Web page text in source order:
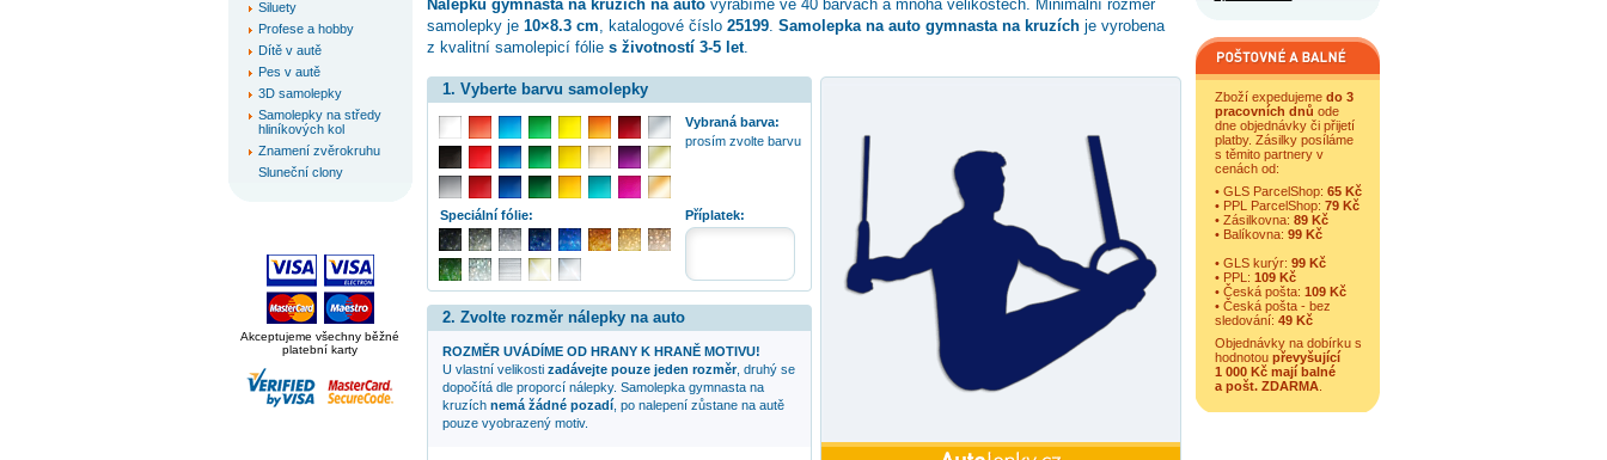
Siluety
Profese a hobby
Dítě v autě
Pes v autě
3D samolepky
Samolepky na středy
hliníkových kol
Znamení zvěrokruhu
Sluneční clony
Akceptujeme všechny běžné
platební karty
Nálepku gymnasta na kruzíchna autovyrábíme ve 40 barvách a mnoha velikostech. Minimální rozměr
samolepky je 10×8.3 cm, katalogové číslo 25199. Samolepka na auto gymnasta na kruzíchje vyrobena
z kvalitní samolepicí fólie s životností 3-5 let.
1. Vyberte barvu samolepky
Vybraná barva:
prosím zvolte barvu
Příplatek:
Speciální fólie:
2. Zvolte rozměr nálepky na auto
ROZMĚR UVÁDÍME OD HRANY K HRANĚ MOTIVU!
U vlastní velikosti zadávejte pouze jeden rozměr, druhý se
dopočítá dle proporcí nálepky. Samolepka gymnasta na
kruzích nemá žádné pozadí, po nalepení zůstane na autě
pouze vyobrazený motiv.
Zboží expedujeme do 3
pracovních dnů ode
dne objednávky či přijetí
platby. Zásilky posíláme
s těmito partnery v
cenách od:
• GLS ParcelShop: 65 Kč
• PPL ParcelShop: 79 Kč
• Zásilkovna: 89 Kč
• Balíkovna: 99 Kč
• GLS kurýr: 99 Kč
• PPL: 109 Kč
• Česká pošta: 109 Kč
• Česká pošta - bez
sledování: 49 Kč
Objednávky na dobírku s
hodnotou převyšující
1 000 Kč mají balné
a pošt. ZDARMA.